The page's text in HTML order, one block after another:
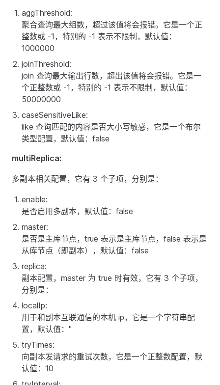
aggThreshold:
聚合查询最大组数，超过该值将会报错。它是一个正
整数或 -1，特别的 -1 表示不限制，默认值：
1000000
joinThreshold:
join 查询最大输出行数，超出该值将会报错。它是一
个正整数或 -1，特别的 -1 表示不限制，默认值：
50000000
caseSensitiveLike:
like 查询匹配的内容是否大小写敏感，它是一个布尔
类型配置，默认值：false
multiReplica:
多副本相关配置，它有 3 个子项，分别是：
enable:
是否启用多副本，默认值：false
master:
是否是主库节点，true 表示是主库节点，false 表示是
从库节点（即副本），默认值：false
replica:
副本配置，master 为 true 时有效，它有 3 个子项，
分别是：
localIp:
用于和副本互联通信的本机 ip，它是一个字符串配
置，默认值："
tryTimes:
向副本发请求的重试次数，它是一个正整数配置，默
认值：10